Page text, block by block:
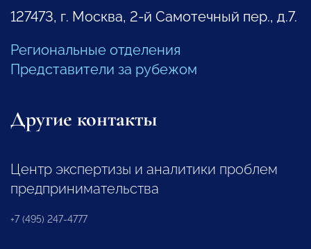
127473, г. Москва, 2-й Самотечный пер., д.7.
Региональные отделения
Представители за рубежом
Другие контакты
Центр экспертизы и аналитики проблем
предпринимательства
+7 (495) 247-4777